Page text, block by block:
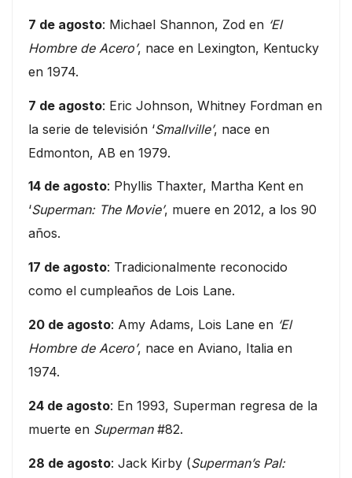
7 de agosto: Michael Shannon, Zod en ‘El
Hombre de Acero’, nace en Lexington, Kentucky
en 1974.
7 de agosto: Eric Johnson, Whitney Fordman en
la serie de televisión ‘Smallville’, nace en
Edmonton, AB en 1979.
14 de agosto: Phyllis Thaxter, Martha Kent en
‘Superman: The Movie’, muere en 2012, a los 90
años.
17 de agosto: Tradicionalmente reconocido
como el cumpleaños de Lois Lane.
20 de agosto: Amy Adams, Lois Lane en ‘El
Hombre de Acero’, nace en Aviano, Italia en
1974.
24 de agosto: En 1993, Superman regresa de la
muerte en Superman#82.
28 de agosto: Jack Kirby (Superman’s Pal: